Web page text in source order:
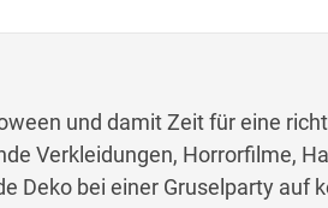
und damit Zeit für eine
Verkleidungen, Horrorfilme,
Deko bei einer Gruselparty auf